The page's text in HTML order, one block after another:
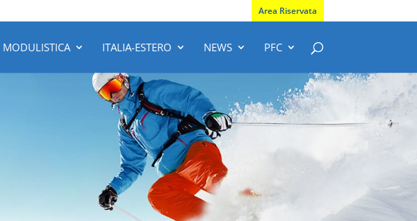
Area Riservata
MODULISTICA ITALIA-ESTERO NEWS PFC